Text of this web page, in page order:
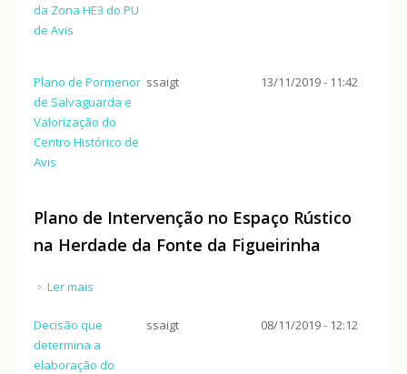
da Zona HE3 do PU
de Avis
Plano de Pormenor
de Salvaguarda e
Valorização do
Centro Histórico de
Avis
ssaigt 13/11/2019 - 11:42
Plano de Intervenção no Espaço Rústico
na Herdade da Fonte da Figueirinha
Ler mais
Decisão que
determina a
elaboração do
ssaigt 08/11/2019 - 12:12